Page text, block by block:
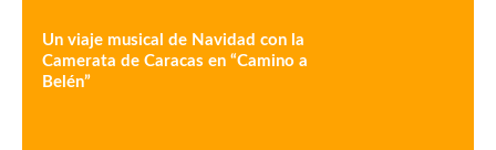
Un viaje musical de Navidad con la
Camerata de Caracas en “Camino a
Belén”